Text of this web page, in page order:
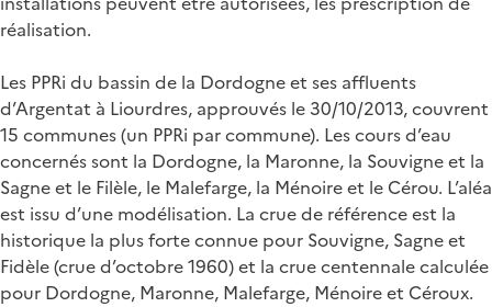
réalisation.
Les PPRi du bassin de la Dordogne et ses affluents
d’Argentat à Liourdres, approuvés le 30/10/2013, couvrent
15 communes (un PPRi par commune). Les cours d’eau
concernés sont la Dordogne, la Maronne, la Souvigne et la
Sagne et le Filèle, le Malefarge, la Ménoire et le Cérou. L’aléa
est issu d’une modélisation. La crue de référence est la
historique la plus forte connue pour Souvigne, Sagne et
Fidèle (crue d’octobre 1960) et la crue centennale calculée
pour Dordogne, Maronne, Malefarge, Ménoire et Céroux.